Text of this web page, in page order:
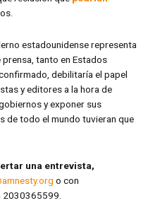
estadounidense representa
tanto en Estados
debilitaría el papel
y editores a la hora de
y exponer sus
de todo el mundo tuvieran que
una entrevista,
o con
2030365599.